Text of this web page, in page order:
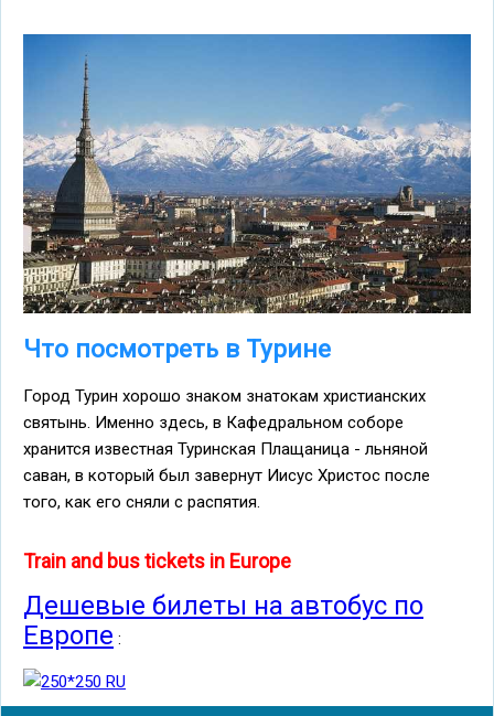
Что посмотреть в Турине
Город Турин хорошо знаком знатокам христианских
святынь. Именно здесь, в Кафедральном соборе
хранится известная Туринская Плащаница - льняной
саван, в который был завернут Иисус Христос после
того, как его сняли с распятия.
Train and bus tickets in Europe
Дешевые билеты на автобус по
Европе :